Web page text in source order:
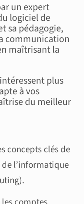
un expert
logiciel de
sa pédagogie,
communication
maîtrisant la
plus
à vos
du meilleur
concepts clés de
l’informatique